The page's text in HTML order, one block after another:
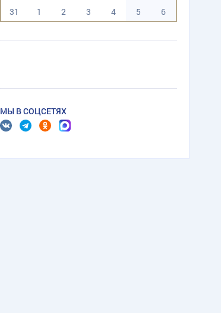
31
1 2 3 4 5 6
МЫ В СОЦСЕТЯХ